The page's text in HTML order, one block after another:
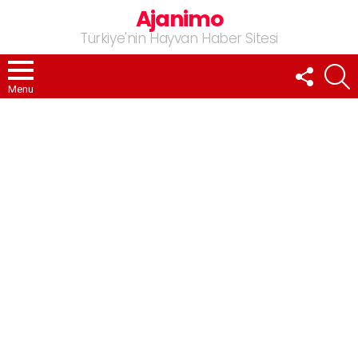
Ajanimo
Türkiye'nin Hayvan Haber Sitesi
Menu
FOLLOW
US